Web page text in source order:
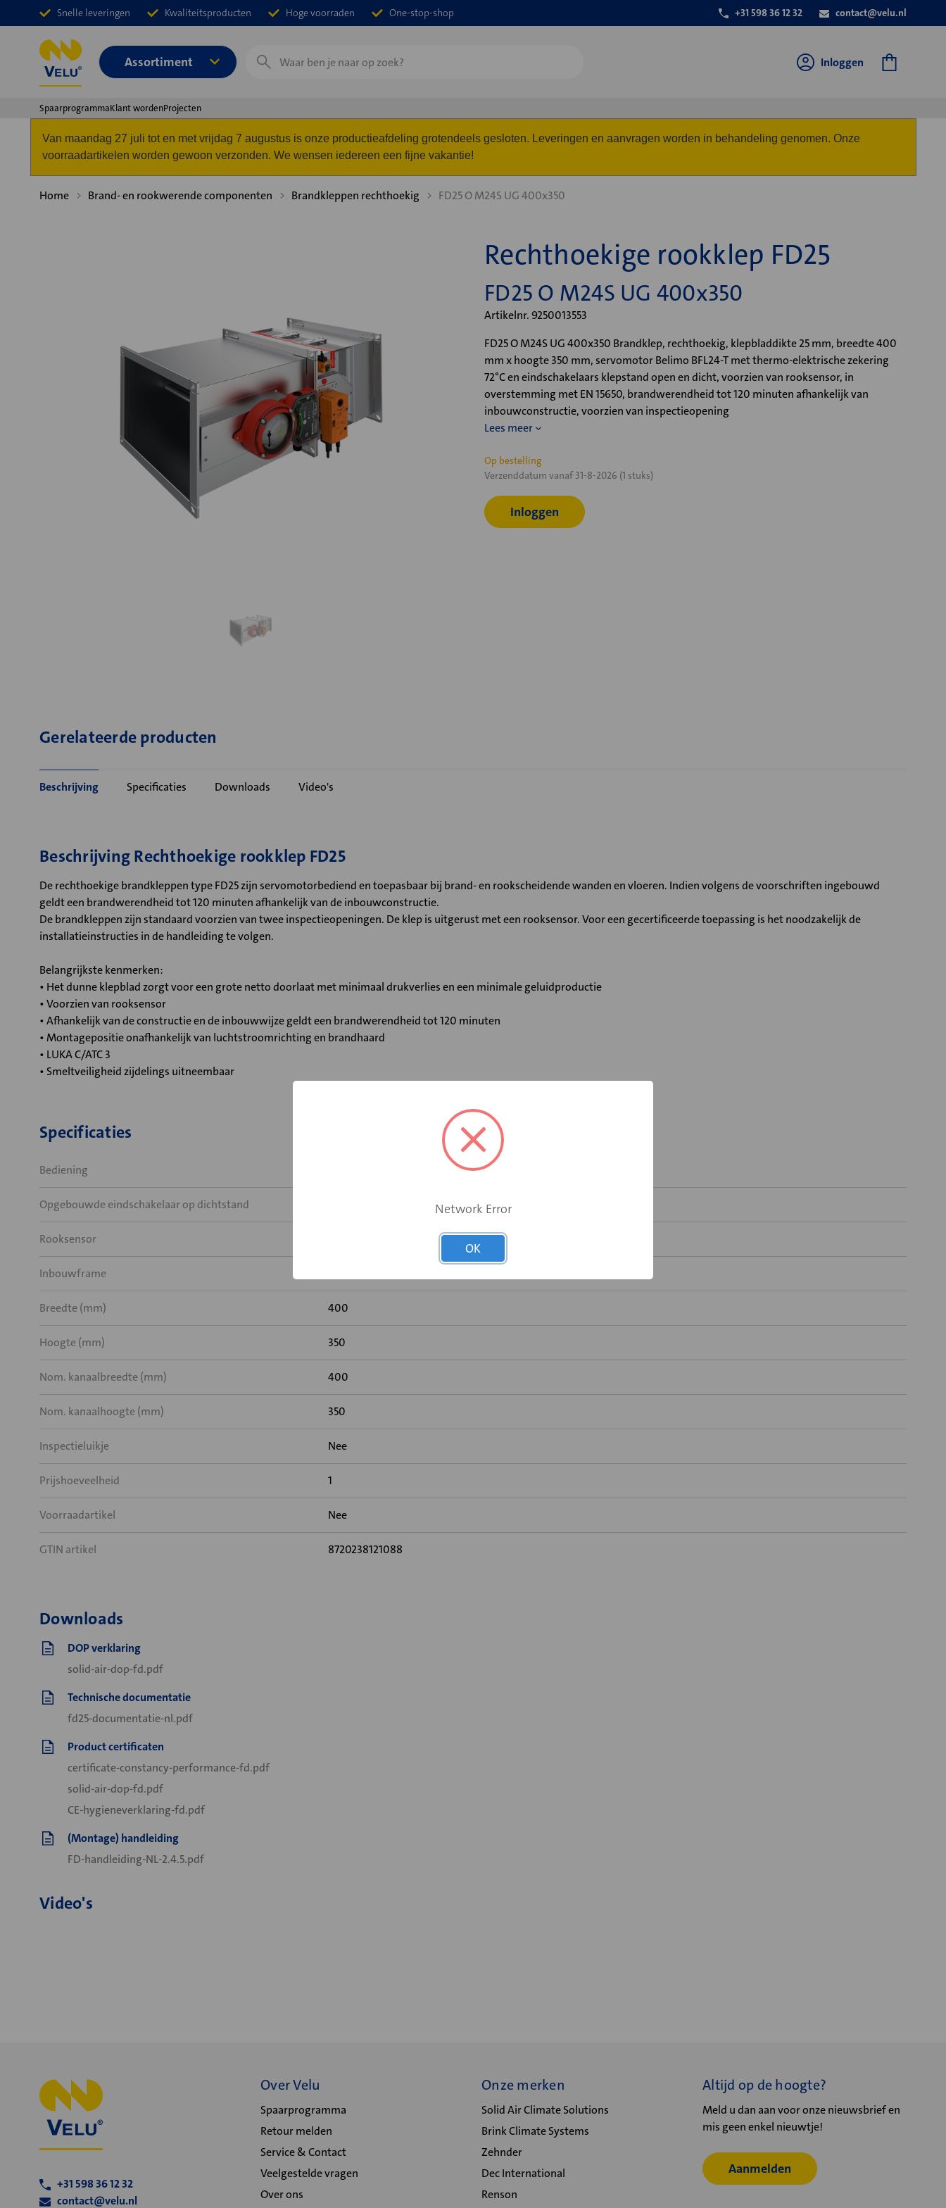
Snelle leveringen Kwaliteitsproducten Hoge voorraden One-stop-shop +31 598 36 12 32 contact@velu.nl
Assortiment
Zoeken
Inloggen
SpaarprogrammaKlant wordenProjecten
Van maandag 27 juli tot en met vrijdag 7 augustus is onze productieafdeling grotendeels gesloten. Leveringen en aanvragen worden in behandeling genomen. Onze
voorraadartikelen worden gewoon verzonden. We wensen iedereen een fijne vakantie!
Home Brand- en rookwerende componenten Brandkleppen rechthoekig FD25 O M24S UG 400x350
Rechthoekige rookklep FD25
FD25 O M24S UG 400x350
Artikelnr. 9250013553
FD25 O M24S UG 400x350 Brandklep, rechthoekig, klepbladdikte 25 mm, breedte 400
mm x hoogte 350 mm, servomotor Belimo BFL24-T met thermo-elektrische zekering
72°C en eindschakelaars klepstand open en dicht, voorzien van rooksensor, in
overstemming met EN 15650, brandwerendheid tot 120 minuten afhankelijk van
inbouwconstructie, voorzien van inspectieopening
Lees meer
Huidige
voorraad:
Op bestelling
Verzenddatum vanaf 31-8-2026 (1 stuks)
Inloggen
Gerelateerde producten
Beschrijving Specificaties Downloads Video's
Beschrijving Rechthoekige rookklep FD25
De rechthoekige brandkleppen type FD25 zijn servomotorbediend en toepasbaar bij brand- en rookscheidende wanden en vloeren. Indien volgens de voorschriften ingebouwd
geldt een brandwerendheid tot 120 minuten afhankelijk van de inbouwconstructie.
De brandkleppen zijn standaard voorzien van twee inspectieopeningen. De klep is uitgerust met een rooksensor. Voor een gecertificeerde toepassing is het noodzakelijk de
installatieinstructies in de handleiding te volgen.
Belangrijkste kenmerken:
• Het dunne klepblad zorgt voor een grote netto doorlaat met minimaal drukverlies en een minimale geluidproductie
• Voorzien van rooksensor
• Afhankelijk van de constructie en de inbouwwijze geldt een brandwerendheid tot 120 minuten
• Montagepositie onafhankelijk van luchtstroomrichting en brandhaard
• LUKA C/ATC 3
• Smeltveiligheid zijdelings uitneembaar
Specificaties
Bediening
Opgebouwde eindschakelaar op dichtstand
Rooksensor
Inbouwframe
Breedte (mm) 400
Hoogte (mm) 350
Nom. kanaalbreedte (mm) 400
Nom. kanaalhoogte (mm) 350
Inspectieluikje Nee
Prijshoeveelheid 1
Voorraadartikel Nee
GTIN artikel 8720238121088
Downloads
DOP verklaring
solid-air-dop-fd.pdf
Technische documentatie
fd25-documentatie-nl.pdf
Product certificaten
certificate-constancy-performance-fd.pdf
solid-air-dop-fd.pdf
CE-hygieneverklaring-fd.pdf
(Montage) handleiding
FD-handleiding-NL-2.4.5.pdf
Video's
+31 598 36 12 32
contact@velu.nl
Over Velu
Spaarprogramma
Retour melden
Service & Contact
Veelgestelde vragen
Over ons
Onze merken
Solid Air Climate Solutions
Brink Climate Systems
Zehnder
Dec International
Renson
Altijd op de hoogte?
Meld u dan aan voor onze nieuwsbrief en
mis geen enkel nieuwtje!
Aanmelden
Network Error
OK